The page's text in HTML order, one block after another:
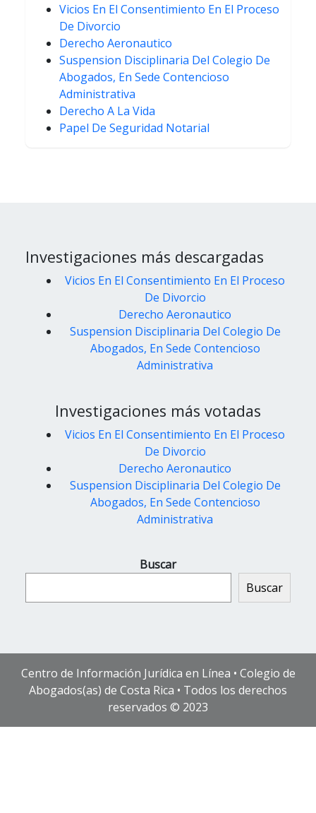
Vicios En El Consentimiento En El Proceso
De Divorcio
Derecho Aeronautico
Suspension Disciplinaria Del Colegio De
Abogados, En Sede Contencioso
Administrativa
Derecho A La Vida
Papel De Seguridad Notarial
Investigaciones más descargadas
Vicios En El Consentimiento En El Proceso
De Divorcio
Derecho Aeronautico
Suspension Disciplinaria Del Colegio De
Abogados, En Sede Contencioso
Administrativa
Investigaciones más votadas
Vicios En El Consentimiento En El Proceso
De Divorcio
Derecho Aeronautico
Suspension Disciplinaria Del Colegio De
Abogados, En Sede Contencioso
Administrativa
Buscar
Buscar
Centro de Información Jurídica en Línea • Colegio de
Abogados(as) de Costa Rica • Todos los derechos
reservados © 2023